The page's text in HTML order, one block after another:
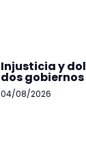
Injusticia y
dos
04/08/2026